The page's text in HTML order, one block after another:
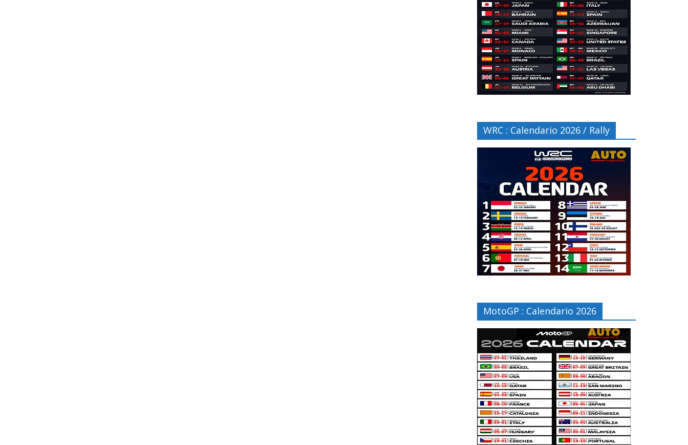
WRC : Calendario 2026 / Rally
MotoGP : Calendario 2026